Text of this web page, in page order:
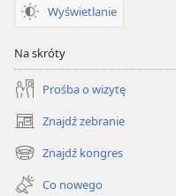
Wyświetlanie
Na skróty
Prośba o wizytę
Znajdź zebranie
(opens
new
window)
Znajdź kongres
(opens
new Co nowego